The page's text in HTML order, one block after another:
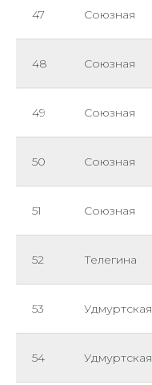
47 Союзная
48 Союзная
49 Союзная
50 Союзная
51 Союзная
52 Телегина
53 Удмуртская
54 Удмуртская